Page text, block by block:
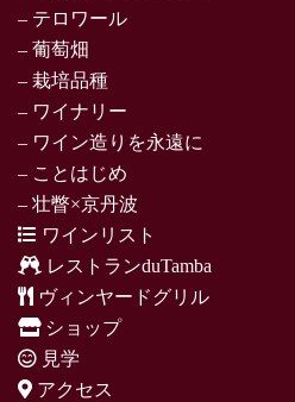
– テロワール
– 葡萄畑
– 栽培品種
– ワイナリー
– ワイン造りを永遠に
– ことはじめ
– 壮瞥×京丹波
ワインリスト
レストランduTamba
ヴィンヤードグリル
ショップ
見学
アクセス